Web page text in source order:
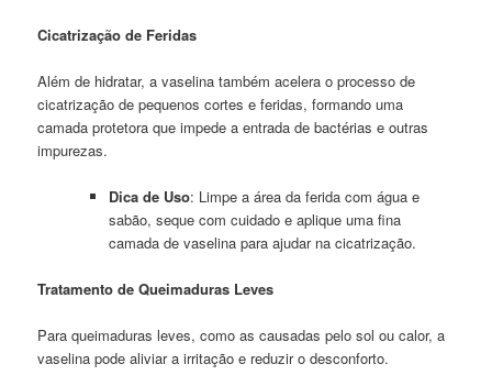
Cicatrização de Feridas
Além de hidratar, a vaselina também acelera o processo de
cicatrização de pequenos cortes e feridas, formando uma
camada protetora que impede a entrada de bactérias e outras
impurezas.
Dica de Uso: Limpe a área da ferida com água e
sabão, seque com cuidado e aplique uma fina
camada de vaselina para ajudar na cicatrização.
Tratamento de Queimaduras Leves
Para queimaduras leves, como as causadas pelo sol ou calor, a
vaselina pode aliviar a irritação e reduzir o desconforto.